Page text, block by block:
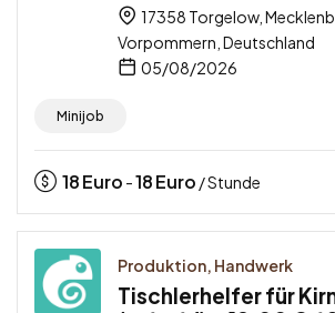
17358 Torgelow,
Vorpommern, Deutschland
05/08/2026
Minijob
18Euro -18Euro / Stunde
Produktion, Handwerk
Tischlerhelfer für